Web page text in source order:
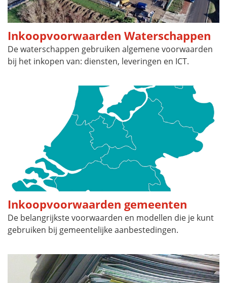
Inkoopvoorwaarden Waterschappen
De waterschappen gebruiken algemene voorwaarden
bij het inkopen van: diensten, leveringen en ICT.
Inkoopvoorwaarden gemeenten
De belangrijkste voorwaarden en modellen die je kunt
gebruiken bij gemeentelijke aanbestedingen.